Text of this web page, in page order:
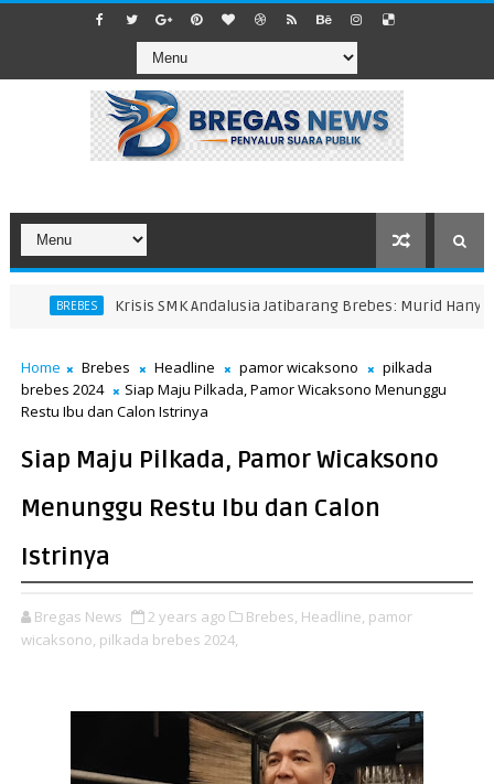
BREBES Krisis SMK Andalusia Jatibarang Brebes: Murid Hanya 11
Home Brebes Headline pamor wicaksono
pilkada
brebes 2024
Siap Maju Pilkada, Pamor Wicaksono Menunggu
Restu Ibu dan Calon Istrinya
Siap Maju Pilkada, Pamor Wicaksono
Menunggu Restu Ibu dan Calon
Istrinya
Bregas News 2 years ago Brebes, Headline, pamor
wicaksono, pilkada brebes 2024,